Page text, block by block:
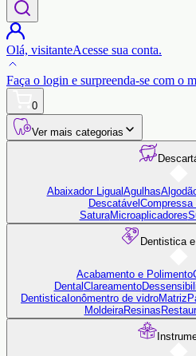
Olá, visitanteAcesse sua conta.
Faça o login e surpreenda-se com o
0
Ver mais categorias
Abaixador Ligual Agulhas
Descatável Compressa
SaturaMicroaplicadores
Dentistica
Acabamento e Polimento
Dental Clareamento
Dentistica Ionômentro de vidroMatriz
MoldeiraResinas